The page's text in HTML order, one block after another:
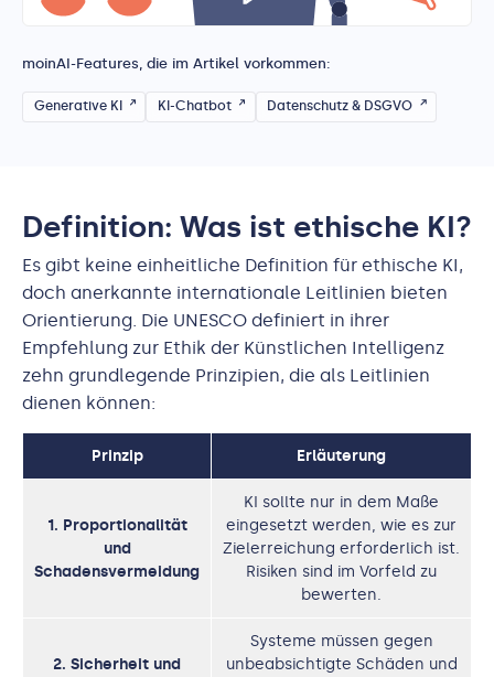
moinAI-Features, die im Artikel vorkommen:
Generative KI KI-Chatbot Datenschutz & DSGVO
Definition: Was ist ethische KI?
Es gibt keine einheitliche Definition für ethische KI,
doch anerkannte internationale Leitlinien bieten
Orientierung. Die UNESCO definiert in ihrer
Empfehlung zur Ethik der Künstlichen Intelligenz
zehn grundlegende Prinzipien, die als Leitlinien
dienen können:
Prinzip Erläuterung
1. Proportionalität
und
Schadensvermeidung
KI sollte nur in dem Maße
eingesetzt werden, wie es zur
Zielerreichung erforderlich ist.
Risiken sind im Vorfeld zu
bewerten.
2. Sicherheit und
Systeme müssen gegen
unbeabsichtigte Schäden und